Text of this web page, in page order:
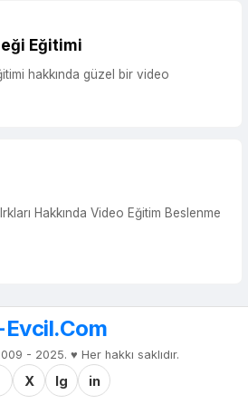
Eğitimi
hakkında güzel bir video
Hakkında Video Eğitim Beslenme
- 2025. ♥️ Her hakkı saklıdır.
X Ig in